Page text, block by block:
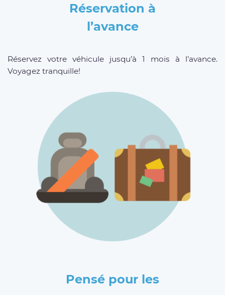
Réservation à
l’avance
Réservez votre véhicule jusqu’à 1 mois à l’avance.
Voyagez tranquille!
Pensé pour les